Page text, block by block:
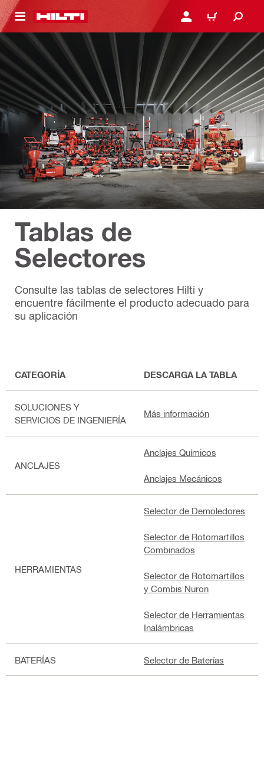
PRINCIPAL INICIE SESIÓN O
CARRITO
Tablas de
Selectores
Consulte las tablas de selectores Hilti y
encuentre fácilmente el producto adecuado para
su aplicación
CATEGORÍA DESCARGA LA TABLA
SOLUCIONES Y
SERVICIOS DE INGENIERÍA
Más información
ANCLAJES
Anclajes Químicos
Anclajes Mecánicos
HERRAMIENTAS
Selector de Demoledores
Selector de Rotomartillos
Combinados
Selector de Rotomartillos
y Combis Nuron
Selector de Herramientas
Inalámbricas
BATERÍAS Selector de Baterías